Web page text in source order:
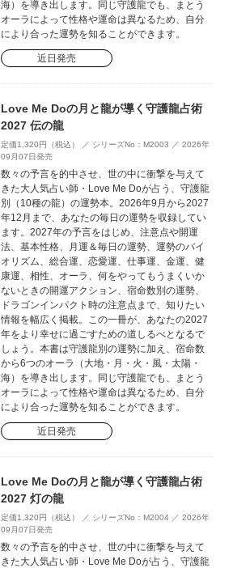
海）を導き出します。同じ守護龍でも、まとう
オーラによって性格や運命は異なるため、自分
により合った運勢を知ることができます。
近日発売
Love Me Doの月と龍が導く守護龍占術
2027 伝の龍
定価1,320円（税込） ／ シリーズNo：M2003 ／ 2026年
09月07日発売
数々の予言を的中させ、世の中に衝撃を与えて
きた大人気占い師・Love Me Doが占う、守護龍
別（10種の龍）の運勢本。2026年9月から2027
年12月まで、あなたの毎日の運勢を収録してい
ます。2027年の予言をはじめ、注意点や開運
法、基本性格、月運＆毎日の運勢、運勢のバイ
オリズム、総合運、恋愛運、仕事運、金運、健
康運、相性、オーラ、何をやってもうまくいか
ないときの開運アクション、宿命数別の運勢、
ドラゴンインパクト時の注意点まで、知りたい
情報を幅広く掲載。この一冊が、あなたの2027
年をより幸せに過ごすための道しるべとなるで
しょう。本書は守護龍別の運勢に加え、宿命数
から6つのオーラ（大地・月・火・風・太陽・
海）を導き出します。同じ守護龍でも、まとう
オーラによって性格や運命は異なるため、自分
により合った運勢を知ることができます。
近日発売
Love Me Doの月と龍が導く守護龍占術
2027 灯の龍
定価1,320円（税込） ／ シリーズNo：M2004 ／ 2026年
09月07日発売
数々の予言を的中させ、世の中に衝撃を与えて
きた大人気占い師・Love Me Doが占う、守護龍